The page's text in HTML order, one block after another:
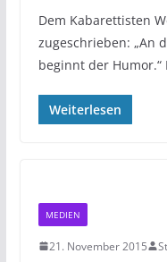
Dem Kabarettisten
zugeschrieben: „An
beginnt der Humor.“
Weiterlesen
MEDIEN
21. November 2015